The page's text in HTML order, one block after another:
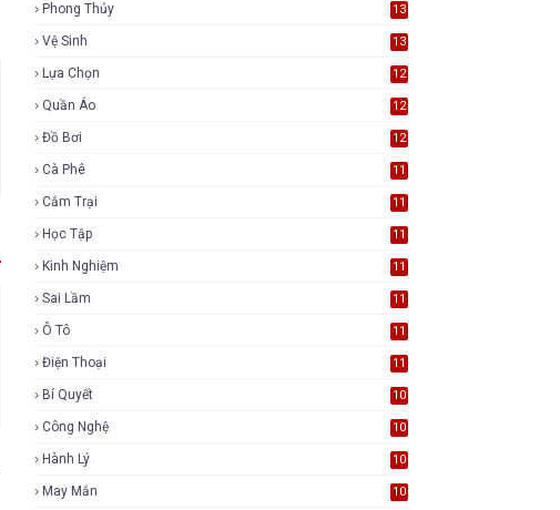
Phong Thủy 13
Vệ Sinh 13
Lựa Chọn 12
Quần Áo 12
Đồ Bơi 12
Cà Phê 11
Cắm Trại 11
Học Tập 11
Kinh Nghiệm 11
Sai Lầm 11
Ô Tô 11
Điện Thoại 11
Bí Quyết 10
Công Nghệ 10
Hành Lý 10
May Mắn 10